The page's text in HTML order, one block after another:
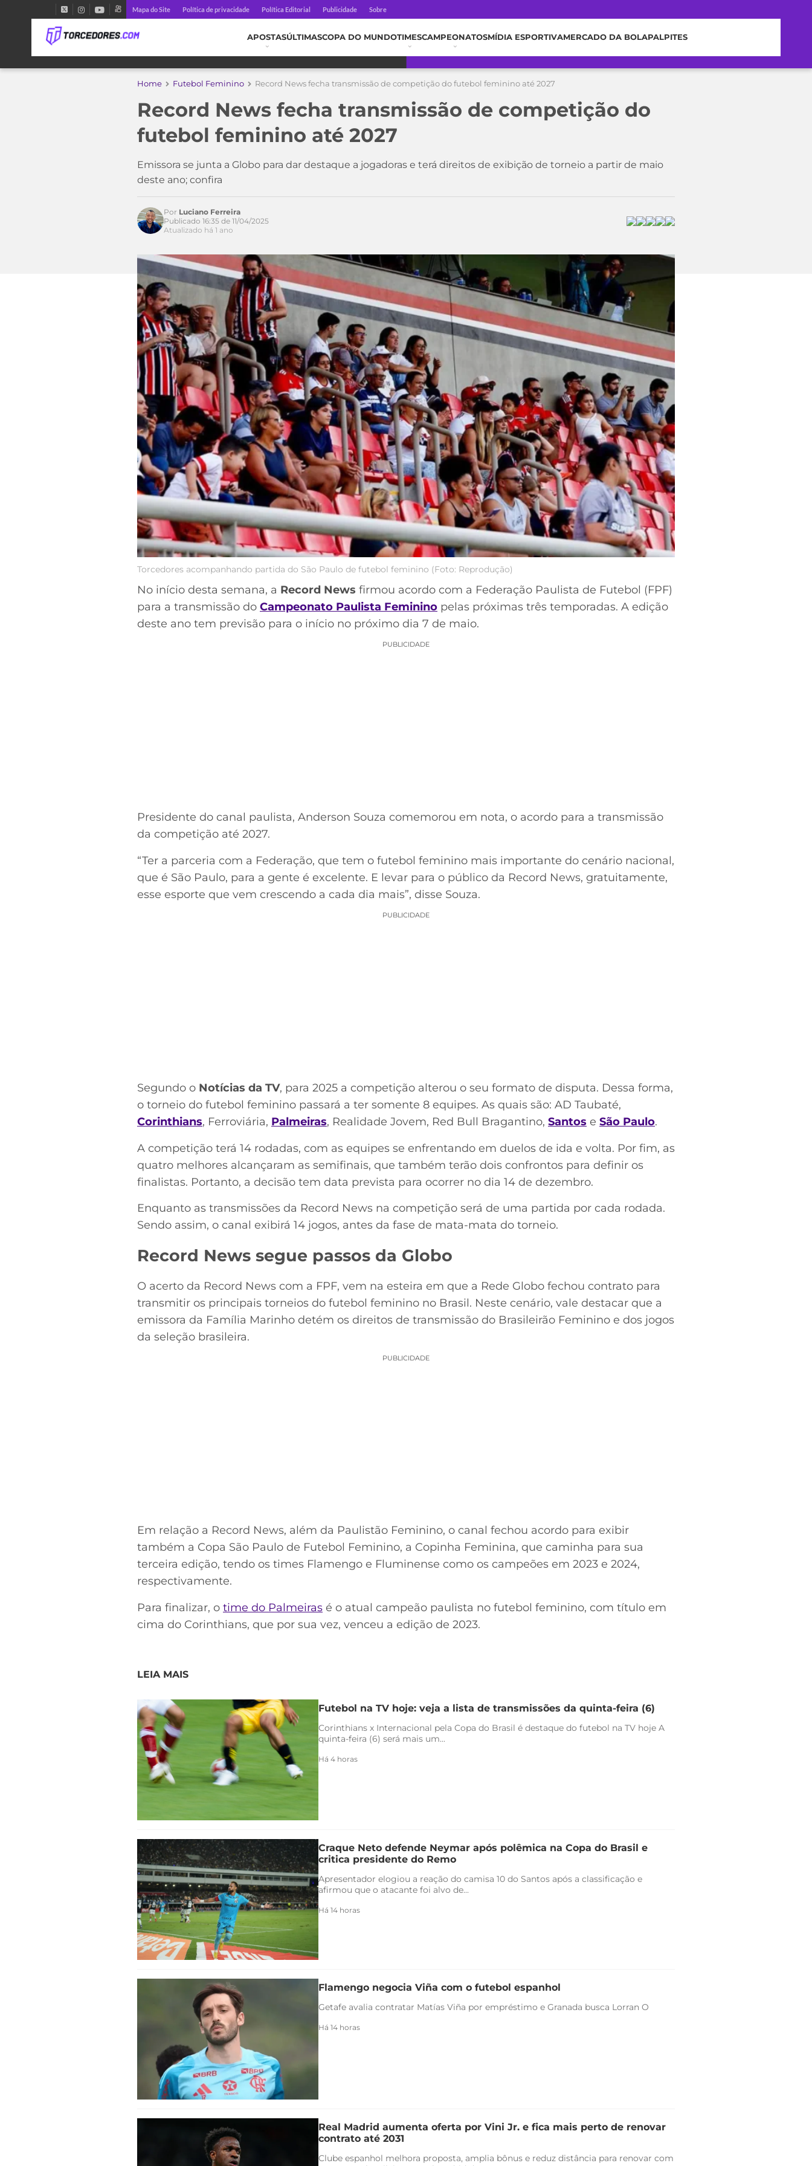
Mapa do Site Política de privacidade Política Editorial Publicidade Sobre
APOSTASÚLTIMASCOPA DO MUNDOTIMESCAMPEONATOSMÍDIA ESPORTIVAMERCADO DA BOLAPALPITES
Home Futebol Feminino Record News fecha transmissão de competição do futebol feminino até 2027
Record News fecha transmissão de competição do
futebol feminino até 2027
Emissora se junta a Globo para dar destaque a jogadoras e terá direitos de exibição de torneio a partir de maio
deste ano; confira
Acesse o perfil do autor Por Luciano Ferreira
Publicado 16:35 de 11/04/2025
Atualizado há 1 ano
Torcedores acompanhando partida do São Paulo de futebol feminino (Foto: Reprodução)
No início desta semana, a Record News firmou acordo com a Federação Paulista de Futebol (FPF)
para a transmissão do Campeonato Paulista Feminino pelas próximas três temporadas. A edição
deste ano tem previsão para o início no próximo dia 7 de maio.
PUBLICIDADE
Presidente do canal paulista, Anderson Souza comemorou em nota, o acordo para a transmissão
da competição até 2027.
“Ter a parceria com a Federação, que tem o futebol feminino mais importante do cenário nacional,
que é São Paulo, para a gente é excelente. E levar para o público da Record News, gratuitamente,
esse esporte que vem crescendo a cada dia mais”, disse Souza.
PUBLICIDADE
Segundo o Notícias da TV, para 2025 a competição alterou o seu formato de disputa. Dessa forma,
o torneio do futebol feminino passará a ter somente 8 equipes. As quais são: AD Taubaté,
Corinthians, Ferroviária, Palmeiras, Realidade Jovem, Red Bull Bragantino, Santos e São Paulo.
A competição terá 14 rodadas, com as equipes se enfrentando em duelos de ida e volta. Por fim, as
quatro melhores alcançaram as semifinais, que também terão dois confrontos para definir os
finalistas. Portanto, a decisão tem data prevista para ocorrer no dia 14 de dezembro.
Enquanto as transmissões da Record News na competição será de uma partida por cada rodada.
Sendo assim, o canal exibirá 14 jogos, antes da fase de mata-mata do torneio.
Record News segue passos da Globo
O acerto da Record News com a FPF, vem na esteira em que a Rede Globo fechou contrato para
transmitir os principais torneios do futebol feminino no Brasil. Neste cenário, vale destacar que a
emissora da Família Marinho detém os direitos de transmissão do Brasileirão Feminino e dos jogos
da seleção brasileira.
PUBLICIDADE
Em relação a Record News, além da Paulistão Feminino, o canal fechou acordo para exibir
também a Copa São Paulo de Futebol Feminino, a Copinha Feminina, que caminha para sua
terceira edição, tendo os times Flamengo e Fluminense como os campeões em 2023 e 2024,
respectivamente.
Para finalizar, o time do Palmeiras é o atual campeão paulista no futebol feminino, com título em
cima do Corinthians, que por sua vez, venceu a edição de 2023.
LEIA MAIS
Futebol na TV hoje: veja a lista de transmissões da quinta-feira (6)
Corinthians x Internacional pela Copa do Brasil é destaque do futebol na TV hoje A
quinta-feira (6) será mais um...
Há 4 horas
Craque Neto defende Neymar após polêmica na Copa do Brasil e
critica presidente do Remo
Apresentador elogiou a reação do camisa 10 do Santos após a classificação e
afirmou que o atacante foi alvo de...
Há 14 horas
Flamengo negocia Viña com o futebol espanhol
Getafe avalia contratar Matías Viña por empréstimo e Granada busca Lorran O
Há 14 horas
Real Madrid aumenta oferta por Vini Jr. e fica mais perto de renovar
contrato até 2031
Clube espanhol melhora proposta, amplia bônus e reduz distância para renovar com